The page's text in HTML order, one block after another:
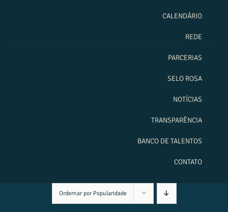
CALENDÁRIO
REDE
PARCERIAS
SELO ROSA
NOTÍCIAS
TRANSPARÊNCIA
BANCO DE TALENTOS
CONTATO
Ordernar por Popularidade